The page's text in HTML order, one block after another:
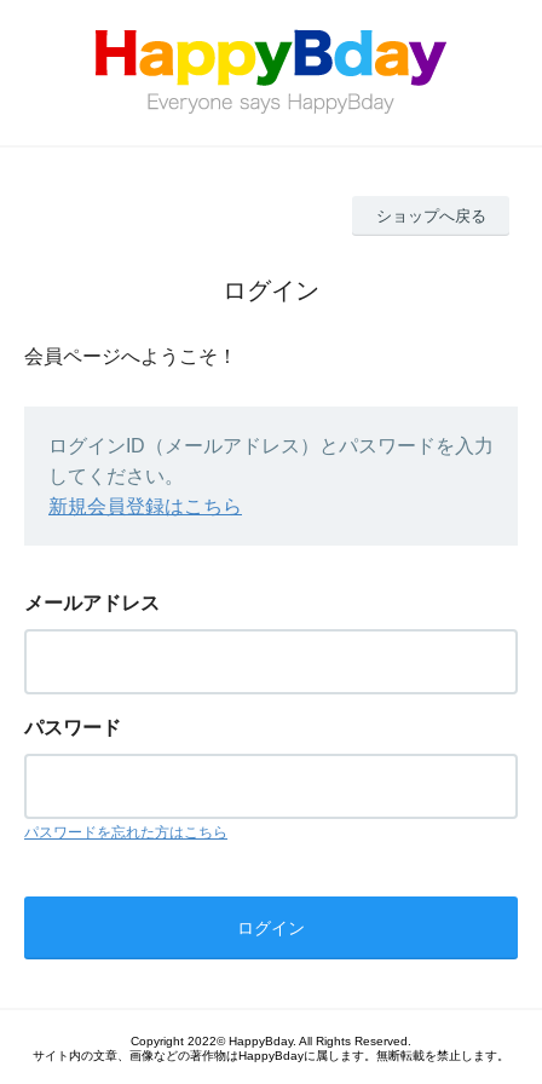
ショップへ戻る
ログイン
会員ページへようこそ！
ログインID（メールアドレス）とパスワードを入力
してください。
新規会員登録はこちら
メールアドレス
パスワード
パスワードを忘れた方はこちら
Copyright 2022© HappyBday. All Rights Reserved.
サイト内の文章、画像などの著作物はHappyBdayに属します。無断転載を禁止します。